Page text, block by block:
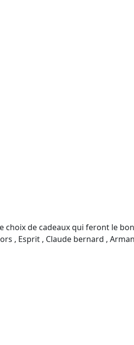
de cadeaux qui feront le
, Esprit , Claude bernard ,